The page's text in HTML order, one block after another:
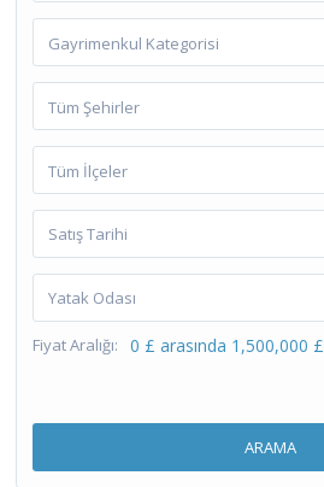
Gayrimenkul Kategorisi
Tüm Şehirler
Tüm İlçeler
Fiyat Aralığı: 0 £ arasında 1,500,000 £
ARAMA